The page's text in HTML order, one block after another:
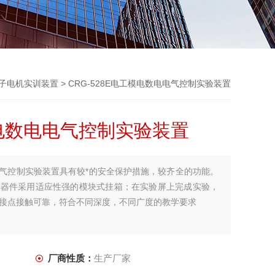
电机实训装置 > CRG-528E电工模电数电电气控制实验装置
电电气控制实验装置
控制实验装置具有较*的安全保护措施，较齐全的功能。
件采用适应性强的模块式挂箱；在实验屏上完成实验，
点接触可靠，符合不同深度，不同广度的教学要求
厂商性质： 生产厂家